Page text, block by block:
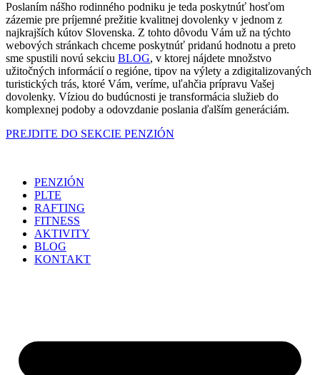
Poslaním nášho rodinného podniku je teda poskytnúť hosťom
zázemie pre príjemné prežitie kvalitnej dovolenky v jednom z
najkrajších kútov Slovenska. Z tohto dôvodu Vám už na týchto
webových stránkach chceme poskytnúť pridanú hodnotu a preto
sme spustili novú sekciu BLOG, v ktorej nájdete množstvo
užitočných informácií o regióne, tipov na výlety a zdigitalizovaných
turistických trás, ktoré Vám, veríme, uľahčia prípravu Vašej
dovolenky. Víziou do budúcnosti je transformácia služieb do
komplexnej podoby a odovzdanie poslania ďalším generáciám.
PREJDITE DO SEKCIE PENZIÓN
PENZIÓN
PLTE
RAFTING
FITNESS
AKTIVITY
BLOG
KONTAKT